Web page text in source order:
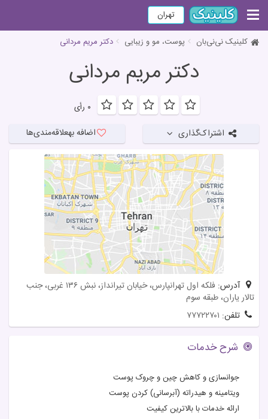
تهران
کلینیک نی‌نی‌بان پوست، مو و زیبایی دکتر مریم مردانی
دکتر مریم مردانی
۰ رأی
اشتراک‌گذاری اضافه بهعلاقه‌مندی‌ها
آدرس:
فلکه اول تهرانپارس، خیابان تیرانداز، نبش ۱۳۶ غربی، جنب
تالار یاران، طبقه سوم
تلفن: ۷۷۷۲۲۷۰۱
شرح خدمات
جوانسازی و کاهش چین و چروک پوست
ویتامینه و هیدراته (آبرسانی) کردن پوست
ارائه خدمات با بالاترین کیفیت